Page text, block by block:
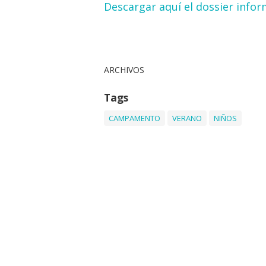
Descargar aquí el dossier
ARCHIVOS
Tags
CAMPAMENTO VERANO NIÑOS